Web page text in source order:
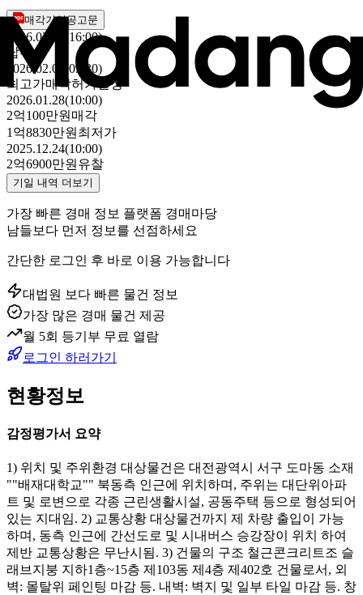
매각기일공고문
2026.03.13(16:00)
납부
2026.02.04(09:30)
최고가매각허가결정
2026.01.28(10:00)
2억100만원 매각
1억8830만원 최저가
2025.12.24(10:00)
2억6900만원 유찰
기일 내역 더보기
가장 빠른 경매 정보 플랫폼 경매마당
남들보다 먼저 정보를 선점하세요
간단한 로그인 후 바로 이용 가능합니다
대법원 보다 빠른 물건 정보
가장 많은 경매 물건 제공
월 5회 등기부 무료 열람
로그인 하러가기
현황정보
감정평가서 요약
1) 위치 및 주위환경 대상물건은 대전광역시 서구 도마동 소재
""배재대학교"" 북동측 인근에 위치하며, 주위는 대단위아파
트 및 로변으로 각종 근린생활시설, 공동주택 등으로 형성되어
있는 지대임. 2) 교통상황 대상물건까지 제 차량 출입이 가능
하며, 동측 인근에 간선도로 및 시내버스 승강장이 위치 하여
제반 교통상황은 무난시됨. 3) 건물의 구조 철근콘크리트조 슬
래브지붕 지하1층~15층 제103동 제4층 제402호 건물로서, 외
벽: 몰탈위 페인팅 마감 등. 내벽: 벽지 및 일부 타일 마감 등. 창